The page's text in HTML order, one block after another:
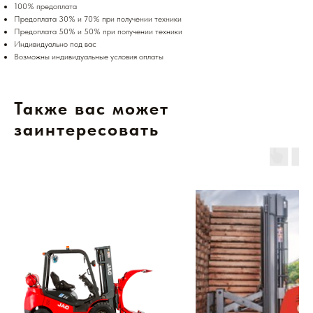
100% предоплата
Предоплата 30% и 70% при получении техники
Предоплата 50% и 50% при получении техники
Индивидуально под вас
Возможны индивидуальные условия оплаты
Также вас может
заинтересовать